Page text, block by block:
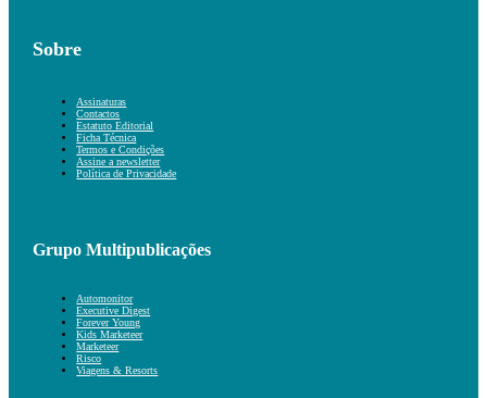
Sobre
Assinaturas
Contactos
Estatuto Editorial
Ficha Técnica
Termos e Condições
Assine a newsletter
Política de Privacidade
Grupo Multipublicações
Automonitor
Executive Digest
Forever Young
Kids Marketeer
Marketeer
Risco
Viagens & Resorts